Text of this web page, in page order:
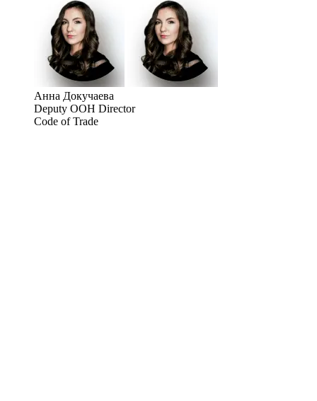
Ачинск, Южная промзона, у здания №2 напротив
Анна Докучаева
Deputy OOH Director
Code of Trade